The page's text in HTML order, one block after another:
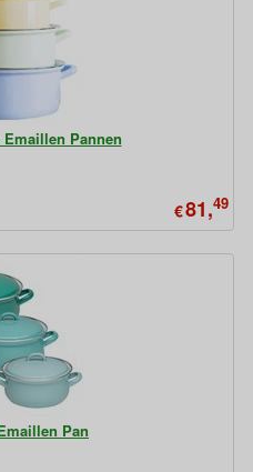
Pannen
€81,49
Pan